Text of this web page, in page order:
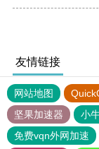
友情链接
网站地图
坚果加速器
小
免费vqn外网加速